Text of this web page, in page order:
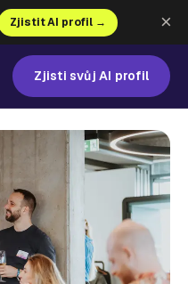
Zjistit AI profil → ×
Zjisti svůj AI profil